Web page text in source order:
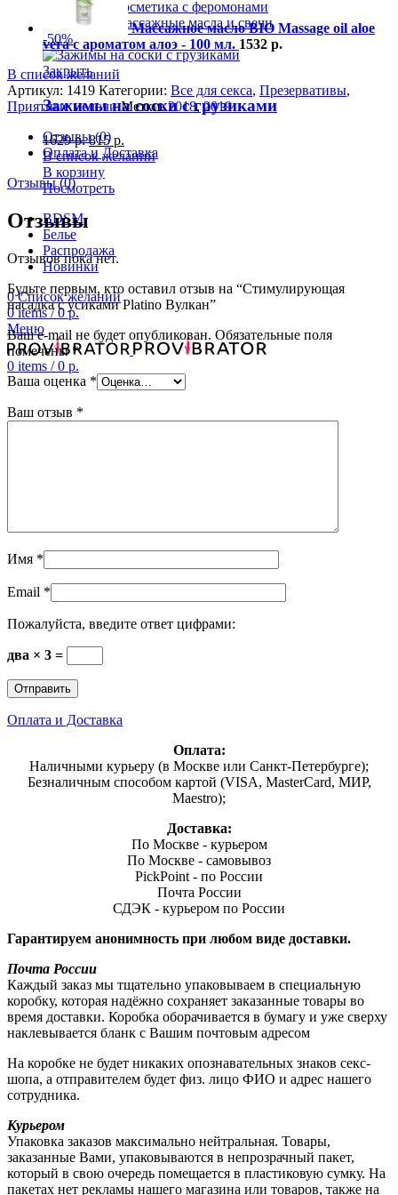
Косметика с феромонами
Массажные масла и свечи
-50%
Закрыть
Зажимы на соски с грузиками
1629р. 815р.
В список желаний
В корзину
Посмотреть
BDSM
Белье
Распродажа
Новинки
0Список желаний
0items / 0р.
Меню
0 items / 0 р.
Массажное масло BIO Massage oil aloe
vera с ароматом алоэ - 100 мл. 1532 р.
В список желаний
Артикул: 1419 Категории: Все для секса, Презервативы,
Приятные мелочи Метки:2018, 2019
Отзывы (0)
Оплата и Доставка
Отзывы (0)
Отзывы
Отзывов пока нет.
Будьте первым, кто оставил отзыв на “Стимулирующая
насадка с усиками Platino Вулкан”
Ваш e-mail не будет опубликован. Обязательные поля
помечены*
Ваша оценка *
Ваш отзыв *
Имя *
Email *
Пожалуйста, введите ответ цифрами:
два × 3 =
Оплата и Доставка
Оплата:
Наличными курьеру (в Москве или Санкт-Петербурге);
Безналичным способом картой (VISA, MasterCard, МИР,
Maestro);
Доставка:
По Москве - курьером
По Москве - самовывоз
PickPoint - по России
Почта России
СДЭК - курьером по России
Гарантируем анонимность при любом виде доставки.
Почта России
Каждый заказ мы тщательно упаковываем в специальную
коробку, которая надёжно сохраняет заказанные товары во
время доставки. Коробка оборачивается в бумагу и уже сверху
наклевывается бланк с Вашим почтовым адресом
На коробке не будет никаких опознавательных знаков секс-
шопа, а отправителем будет физ. лицо ФИО и адрес нашего
сотрудника.
Курьером
Упаковка заказов максимально нейтральная. Товары,
заказанные Вами, упаковываются в непрозрачный пакет,
который в свою очередь помещается в пластиковую сумку. На
пакетах нет рекламы нашего магазина или товаров, также на